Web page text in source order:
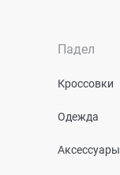
Падел
Кроссовки
Одежда
Аксессуары